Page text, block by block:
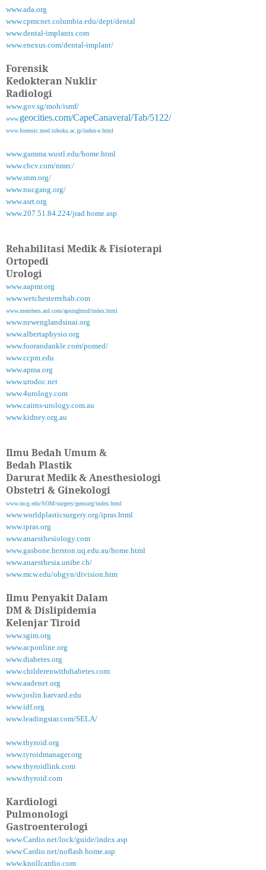
www.ada.org
www.cpmcnet.columbia.edu/dept/dental
www.dental-implants.com
www.enexus.com/dental-implant/
Forensik
Kedokteran Nuklir
Radiologi
www.gov.sg/moh/ismf/
www. geocities.com/CapeCanaveral/Tab/5122/
www.forensic.med.tohoku.ac.jp/index-e.html
www.gamma.wustl.edu/home.html
www.cbcv.com/nmrc/
www.snm.org/
www.nucgang.org/
www.asrt.org
www.207.51.84.224/jrad home.asp
Rehabilitasi Medik & Fisioterapi
Ortopedi
Urologi
www.aapmr.org
www.wetchesterrehab.com
www.members.aol.com/apsinghmd/index.html
www.newenglandsinai.org
www.albertaphysio.org
www.foorandankle.com/pomed/
www.ccpm.edu
www.apma.org
www.urodoc.net
www.4urology.com
www.cairns-urology.com.au
www.kidney.org.au
Ilmu Bedah Umum &
Bedah Plastik
Darurat Medik & Anesthesiologi
Obstetri & Ginekologi
www.mcg.edu/SOM/surgery/gensurg/index.html
www.worldplasticsurgery.org/ipras.html
www.ipras.org
www.anaesthesiology.com
www.gasbone.herston.uq.edu.au/home.html
www.anaesthesia.unibe.ch/
www.mcw.edu/obgyn/division.htm
Ilmu Penyakit Dalam
DM & Dislipidemia
Kelenjar Tiroid
www.sgim.org
www.acponline.org
www.diabetes.org
www.childerenwithdiabetes.com
www.aadenet.org
www.joslin.harvard.edu
www.idf.org
www.leadingstar.com/SELA/
www.thyroid.org
www.tyroidmanager.org
www.thyroidlink.com
www.thyroid.com
Kardiologi
Pulmonologi
Gastroenterologi
www.Cardio.net/lock/guide/index.asp
www.Cardio.net/noflash home.asp
www.knollcardio.com